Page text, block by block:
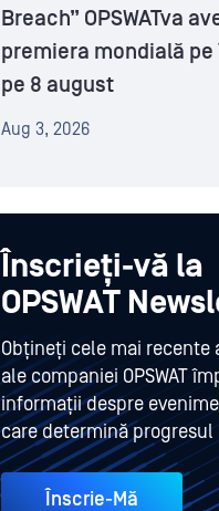
Breach” OPSWATva
premiera mondială pe
pe 8 august
Aug 3, 2026
Înscrieți-vă la
OPSWAT
Obțineți cele mai recente
ale companiei OPSWAT
informații despre
care determină
Înscrie-Mă